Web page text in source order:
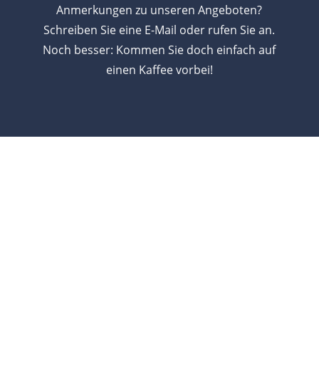
Anmerkungen zu unseren Angeboten?
Schreiben Sie eine E-Mail oder rufen Sie an.
Noch besser: Kommen Sie doch einfach auf
einen Kaffee vorbei!